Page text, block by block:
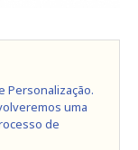
Personalização.
uma
de